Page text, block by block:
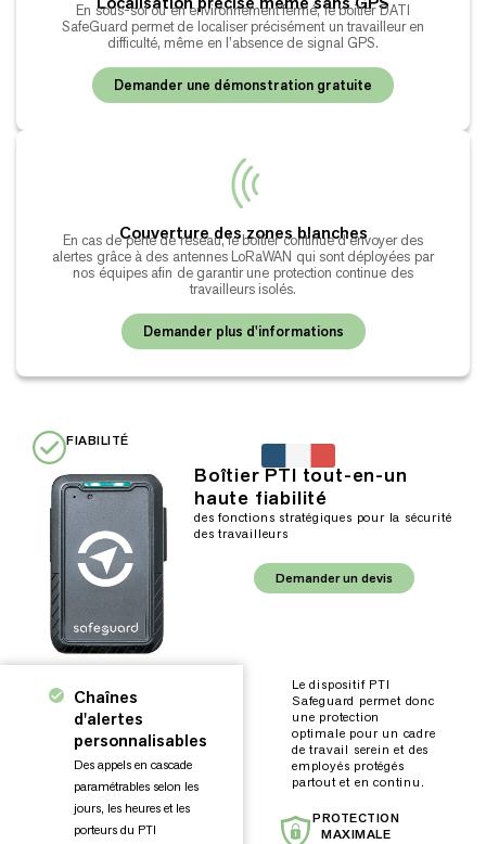
En sous-sol ou en environnement fermé, le boitier DATI
SafeGuard permet de localiser précisément un travailleur en
difficulté, même en l’absence de signal GPS.
Demander une démonstration gratuite
Couverture des zones blanches
En cas de perte de réseau, le boîtier continue d’envoyer des
alertes grâce à des antennes LoRaWAN qui sont déployées par
nos équipes afin de garantir une protection continue des
travailleurs isolés.
Demander plus d'informations
FIABILITÉ
Boîtier PTI tout-en-un
haute fiabilité
des fonctions stratégiques pour la sécurité
des travailleurs
Demander un devis
Chaînes
d'alertes
personnalisables
Des appels en cascade
paramétrables selon les
jours, les heures et les
porteurs du PTI
Le dispositif PTI
Safeguard permet donc
une protection
optimale pour un cadre
de travail serein et des
employés protégés
partout et en continu.
PROTECTION
MAXIMALE